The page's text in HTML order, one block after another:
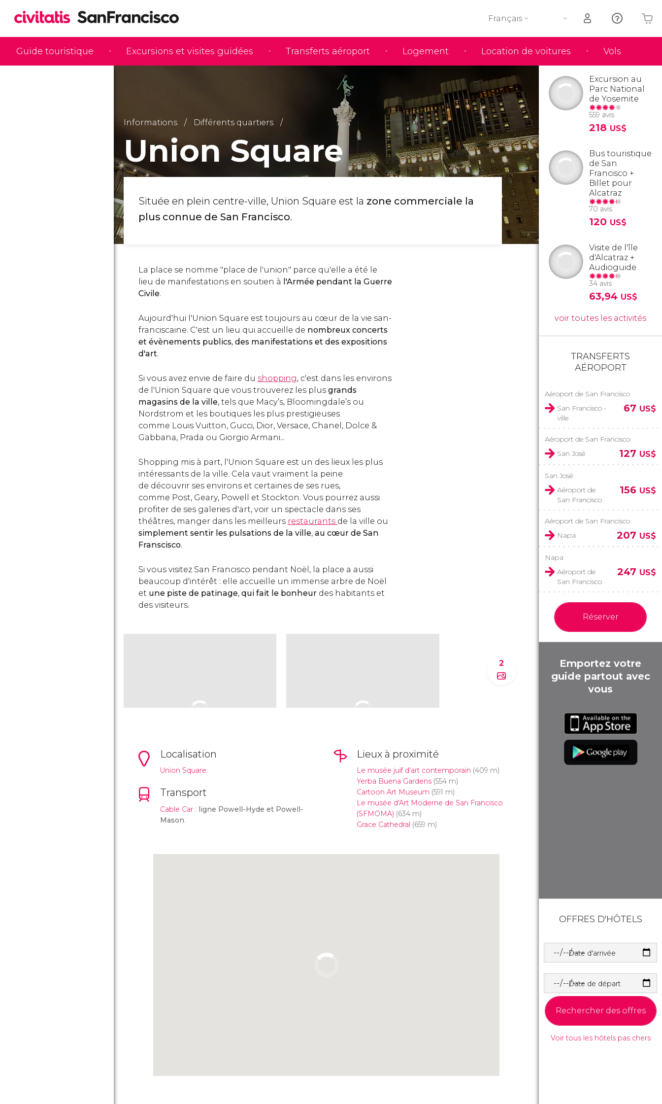
Guide touristique Excursions et visites guidées Transferts aéroport Logement Location de voitures Vols
Français
Votre panier est vide
Informations Différents quartiers
Union Square
Située en plein centre-ville, Union Square est la zone commerciale la
plus connue de San Francisco.
La place se nomme "place de l'union" parce qu'elle a été le
lieu de manifestations en soutien à l'Armée pendant la Guerre
Civile.
Aujourd'hui l'Union Square est toujours au cœur de la vie san-
franciscaine. C'est un lieu qui accueille de nombreux concerts
et évènements publics, des manifestations et des expositions
d'art.
Si vous avez envie de faire du shopping, c'est dans les environs
de l'Union Square que vous trouverez les plus grands
magasins de la ville, tels que Macy’s, Bloomingdale’s ou
Nordstrom et les boutiques les plus prestigieuses
comme Louis Vuitton, Gucci, Dior, Versace, Chanel, Dolce &
Gabbana, Prada ou Giorgio Armani...
Shopping mis à part, l'Union Square est un des lieux les plus
intéressants de la ville. Cela vaut vraiment la peine
de découvrir ses environs et certaines de ses rues,
comme Post, Geary, Powell et Stockton. Vous pourrez aussi
profiter de ses galeries d'art, voir un spectacle dans ses
théâtres, manger dans les meilleurs restaurants de la ville ou
simplement sentir les pulsations de la ville, au cœur de San
Franscisco.
Si vous visitez San Francisco pendant Noël, la place a aussi
beaucoup d'intérêt : elle accueille un immense arbre de Noël
et une piste de patinage, qui fait le bonheur des habitants et
des visiteurs.
2
Localisation
Union Square.
Transport
Cable Car : ligne Powell-Hyde et Powell-
Mason.
Lieux à proximité
Le musée juif d'art contemporain (409 m)
Yerba Buena Gardens(554 m)
Cartoon Art Museum (591 m)
Le musée d'Art Moderne de San Francisco
(SFMOMA) (634 m)
Grace Cathedral (659 m)
Excursion au
Parc National
de Yosemite
559 avis
218 US$
Bus touristique
de San
Francisco +
Billet pour
Alcatraz
70 avis
120 US$
Visite de l'île
d'Alcatraz +
Audioguide
34 avis
63,94 US$
voir toutes les activités
TRANSFERTS
AÉROPORT
Aéroport de San Francisco
San Francisco -
ville
67 US$
Aéroport de San Francisco
San José
127 US$
San José
Aéroport de
San Francisco
156 US$
Aéroport de San Francisco
Napa
207 US$
Napa
Aéroport de
San Francisco
247 US$
Réserver
Emportez votre
guide partout avec
vous
OFFRES D'HÔTELS
Date d'arrivée
Date de départ
Rechercher des offres
Voir tous les hôtels pas chers